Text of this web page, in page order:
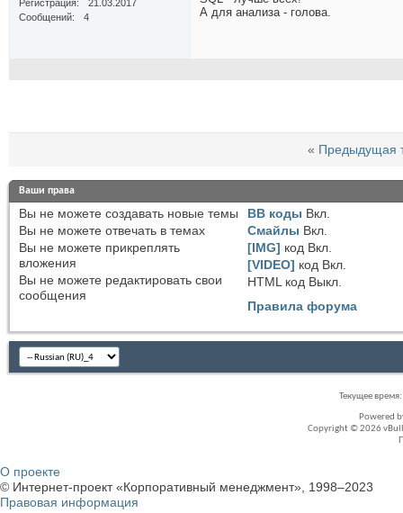
Регистрация
21.03.2017
Сообщений
4
А для анализа - голова.
« Предыдущая
Ваши права
Вы не можете создавать новые темы
Вы не можете отвечать в темах
Вы не можете прикреплять
вложения
Вы не можете редактировать свои
сообщения
BB коды Вкл.
Смайлы Вкл.
[IMG] код Вкл.
[VIDEO] код Вкл.
HTML код Выкл.
Правила форума
Текущее время:
Powered
Copyright © 2026
О проекте
© Интернет-проект «Корпоративный менеджмент», 1998–2023
Правовая информация